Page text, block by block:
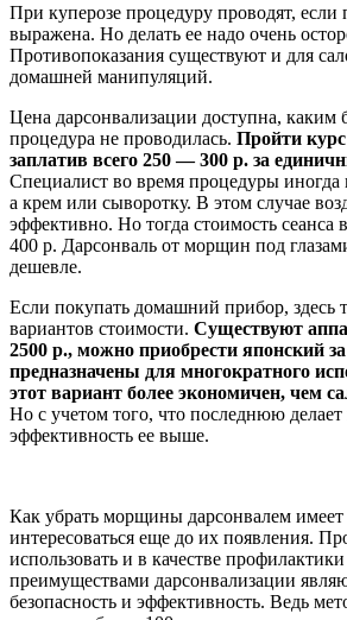
При куперозе процедуру проводят, если
выражена. Но делать ее надо очень
Противопоказания существуют и для
домашней манипуляций.
Цена дарсонвализации доступна, каким
процедура не проводилась. Пройти
заплатив всего 250 — 300 р. за
Специалист во время процедуры иногда
а крем или сыворотку. В этом случае
эффективно. Но тогда стоимость сеанса
400 р. Дарсонваль от морщин под
дешевле.
Если покупать домашний прибор, здесь
вариантов стоимости. Существуют
2500 р., можно приобрести японский
предназначены для многократного
этот вариант более экономичен, чем
Но с учетом того, что последнюю
эффективность ее выше.
Как убрать морщины дарсонвалем
интересоваться еще до их появления.
использовать и в качестве
преимуществами дарсонвализации
безопасность и эффективность. Ведь